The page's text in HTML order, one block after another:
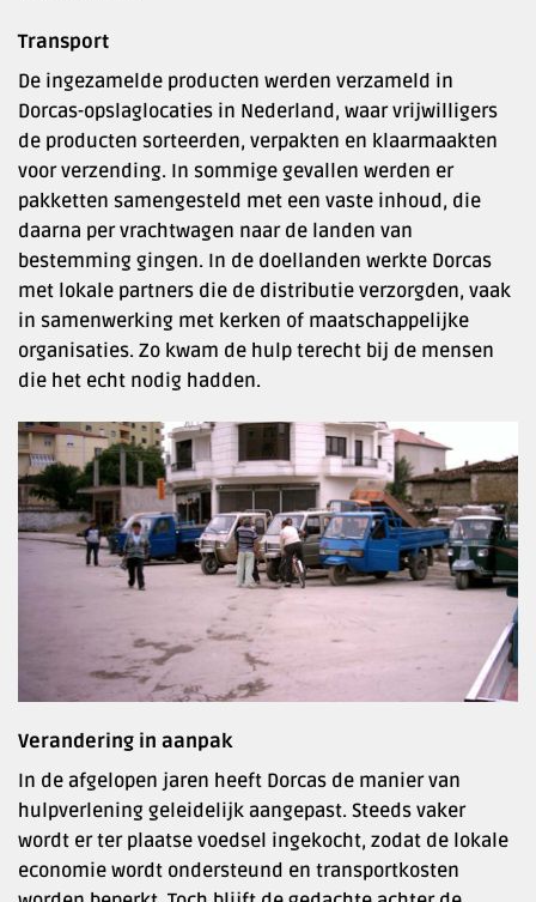
Transport
De ingezamelde producten werden verzameld in
Dorcas-opslaglocaties in Nederland, waar vrijwilligers
de producten sorteerden, verpakten en klaarmaakten
voor verzending. In sommige gevallen werden er
pakketten samengesteld met een vaste inhoud, die
daarna per vrachtwagen naar de landen van
bestemming gingen. In de doellanden werkte Dorcas
met lokale partners die de distributie verzorgden, vaak
in samenwerking met kerken of maatschappelijke
organisaties. Zo kwam de hulp terecht bij de mensen
die het echt nodig hadden.
Verandering in aanpak
In de afgelopen jaren heeft Dorcas de manier van
hulpverlening geleidelijk aangepast. Steeds vaker
wordt er ter plaatse voedsel ingekocht, zodat de lokale
economie wordt ondersteund en transportkosten